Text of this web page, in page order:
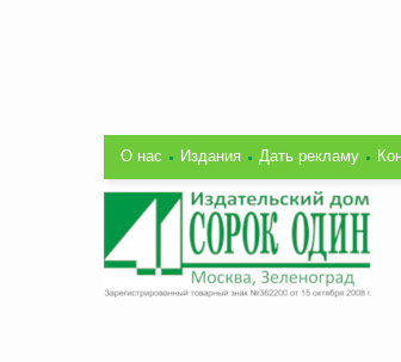
О нас Издания Дать рекламу